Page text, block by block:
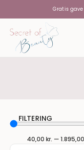
Gratis gave
DIN KURV
Din kurv er tom
FILTERING
40,00 kr. — 1.895,00